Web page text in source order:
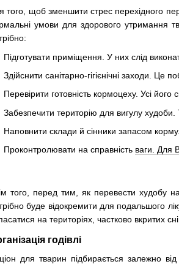
того, щоб зменшити стрес перехідного
умови для здорового утримання
Підготувати приміщення. У них слід
Здійснити санітарно-гігієнічні заходи. Це
Перевірити готовність кормоцеху. Усі
Забезпечити територію для вигулу
Наповнити склади й сінники запасом
Проконтролювати на справність ваги. Для
того, перед тим, як перевести худобу
буде відокремити для подальшого
на територіях, частково вкритих
годівлі
для тварин підбирається залежно